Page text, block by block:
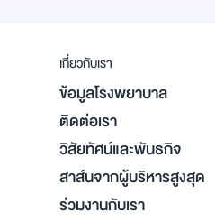
เกี่ยวกับเรา
ข้อมูลโรงพยาบาล
ติดต่อเรา
วิสัยทัศน์และพันธกิจ
สาส์นจากผู้บริหารสูงสุด
ร่วมงานกับเรา